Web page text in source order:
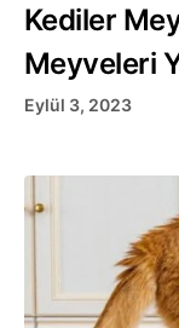
Kediler
Meyveleri
Eylül 3, 2023